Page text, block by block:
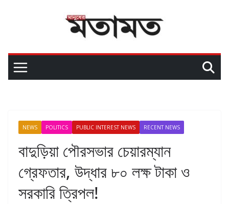
NEWS POLITICS PUBLIC INTEREST NEWS RECENT NEWS
বাদুড়িয়া পৌরসভার চেয়ারম্যান
গ্রেফতার, উদ্ধার ৮০ লক্ষ টাকা ও
সরকারি ত্রিপল!